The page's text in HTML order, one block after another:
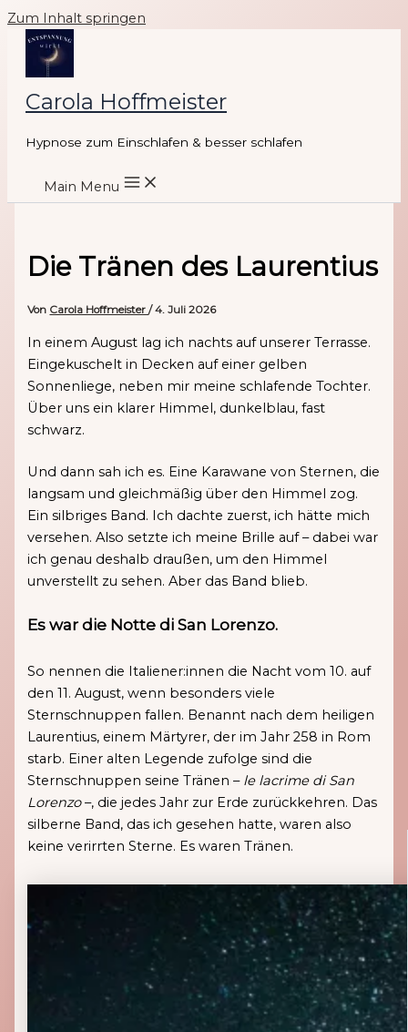
Zum Inhalt springen
Carola Hoffmeister
Hypnose zum Einschlafen & besser schlafen
Main Menu
Die Tränen des Laurentius
Von Carola Hoffmeister/4. Juli 2026
In einem August lag ich nachts auf unserer Terrasse.
Eingekuschelt in Decken auf einer gelben
Sonnenliege, neben mir meine schlafende Tochter.
Über uns ein klarer Himmel, dunkelblau, fast
schwarz.
Und dann sah ich es. Eine Karawane von Sternen, die
langsam und gleichmäßig über den Himmel zog.
Ein silbriges Band. Ich dachte zuerst, ich hätte mich
versehen. Also setzte ich meine Brille auf – dabei war
ich genau deshalb draußen, um den Himmel
unverstellt zu sehen. Aber das Band blieb.
Es war die Notte di San Lorenzo.
So nennen die Italiener:innen die Nacht vom 10. auf
den 11. August, wenn besonders viele
Sternschnuppen fallen. Benannt nach dem heiligen
Laurentius, einem Märtyrer, der im Jahr 258 in Rom
starb. Einer alten Legende zufolge sind die
Sternschnuppen seine Tränen –le lacrime di San
Lorenzo–, die jedes Jahr zur Erde zurückkehren. Das
silberne Band, das ich gesehen hatte, waren also
keine verirrten Sterne. Es waren Tränen.